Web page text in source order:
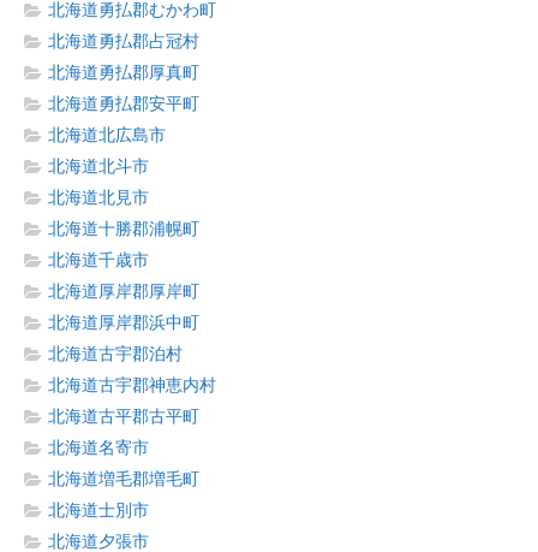
北海道勇払郡むかわ町
北海道勇払郡占冠村
北海道勇払郡厚真町
北海道勇払郡安平町
北海道北広島市
北海道北斗市
北海道北見市
北海道十勝郡浦幌町
北海道千歳市
北海道厚岸郡厚岸町
北海道厚岸郡浜中町
北海道古宇郡泊村
北海道古宇郡神恵内村
北海道古平郡古平町
北海道名寄市
北海道増毛郡増毛町
北海道士別市
北海道夕張市